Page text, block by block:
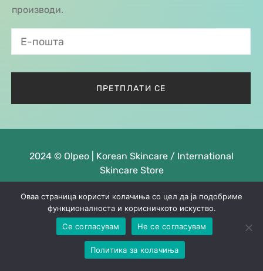
производи.
2024 © Olpeo | Korean Skincare / International
Skincare Store
Оваа страница користи колачиња со цел да ја подобриме
функционалноста и корисничкото искуство.
Се согласувам
Не се согласувам
Политика за колачиња